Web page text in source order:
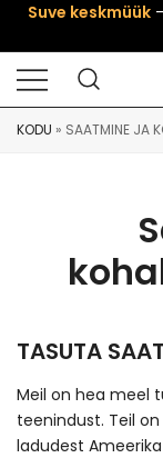
Suve keskmüük
KODU » SAATMINE JA
TASUTA
Meil on hea meel
teenindust. Teil
ladudest